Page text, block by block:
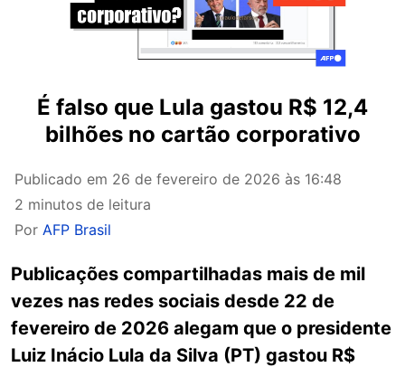
É falso que Lula gastou R$ 12,4
bilhões no cartão corporativo
Publicado em 26 de fevereiro de 2026 às 16:48
2 minutos de leitura
Por AFP Brasil
Publicações compartilhadas mais de mil
vezes nas redes sociais desde 22 de
fevereiro de 2026 alegam que o presidente
Luiz Inácio Lula da Silva (PT) gastou R$